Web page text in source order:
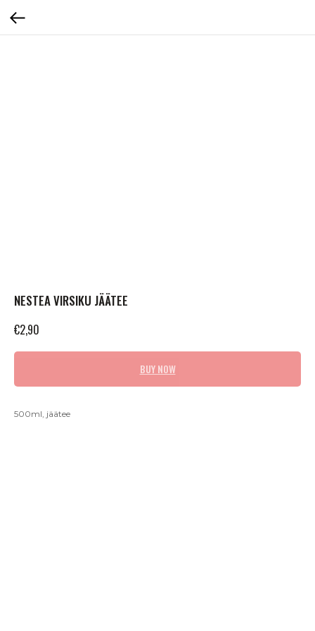
NESTEA VIRSIKU JÄÄTEE
€2,90
BUY NOW
500ml, jäätee